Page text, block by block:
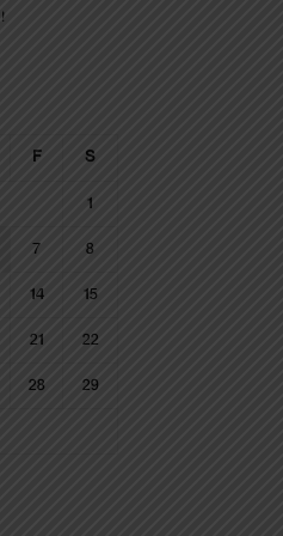
F S
1
7 8
14 15
21 22
28 29